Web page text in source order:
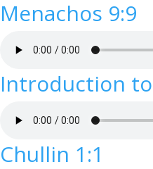
Menachos 9:9
Introduction
Chullin 1:1